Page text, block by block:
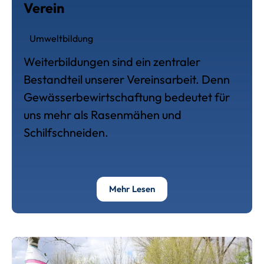
Verein
Umweltbildung
Weiterbildungen sind ein zentraler
Bestandteil unserer Vereinsarbeit. Denn
Gewässerbewirtschaftung bedeutet für
uns mehr als Rasenmähen und
Schilfschneiden.
Mehr LesenÜber Deine